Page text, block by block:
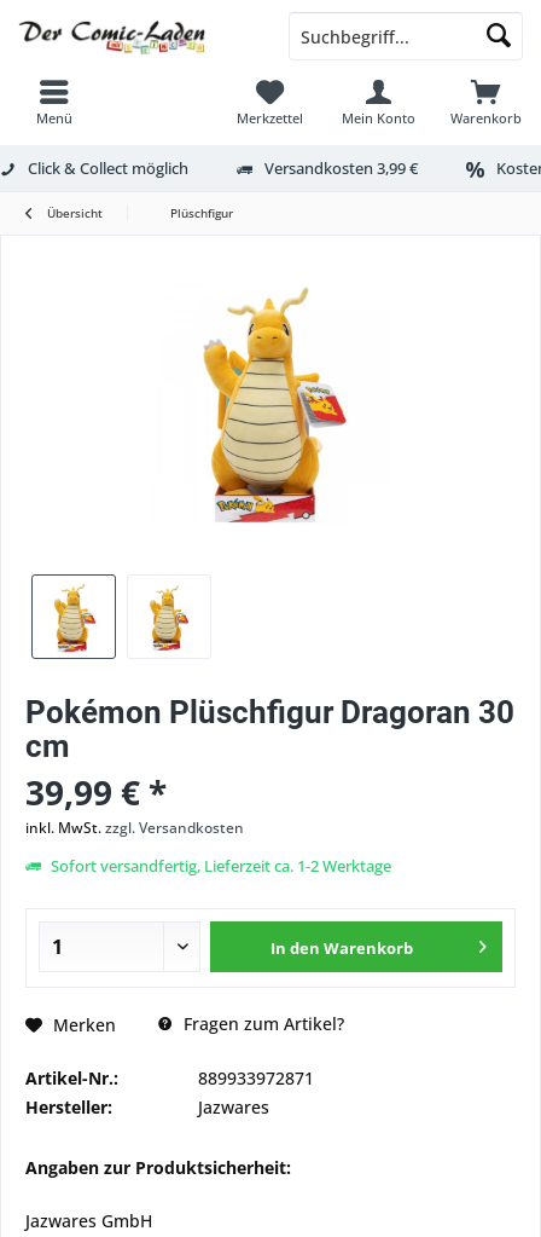
Menü Warenkorb
Merkzettel Mein Konto
Click & Collect möglich Versandkosten 3,99 €
Übersicht Plüschfigur
Pokémon Plüschfigur Dragoran 30
cm
39,99 € *
inkl. MwSt.zzgl. Versandkosten
Sofort versandfertig, Lieferzeit ca. 1-2 Werktage
In den Warenkorb
Merken Fragen zum Artikel?
Artikel-Nr.:
889933972871
Hersteller:
Jazwares
Angaben zur Produktsicherheit:
Jazwares GmbH